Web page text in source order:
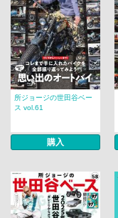
所ジョージの世田谷ベー
ス vol.61
購入